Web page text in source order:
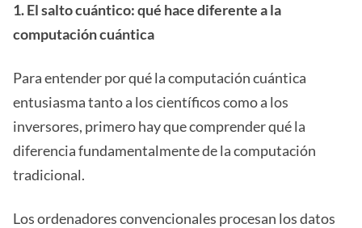
1. El salto cuántico: qué hace diferente a la
computación cuántica
Para entender por qué la computación cuántica
entusiasma tanto a los científicos como a los
inversores, primero hay que comprender qué la
diferencia fundamentalmente de la computación
tradicional.
Los ordenadores convencionales procesan los datos